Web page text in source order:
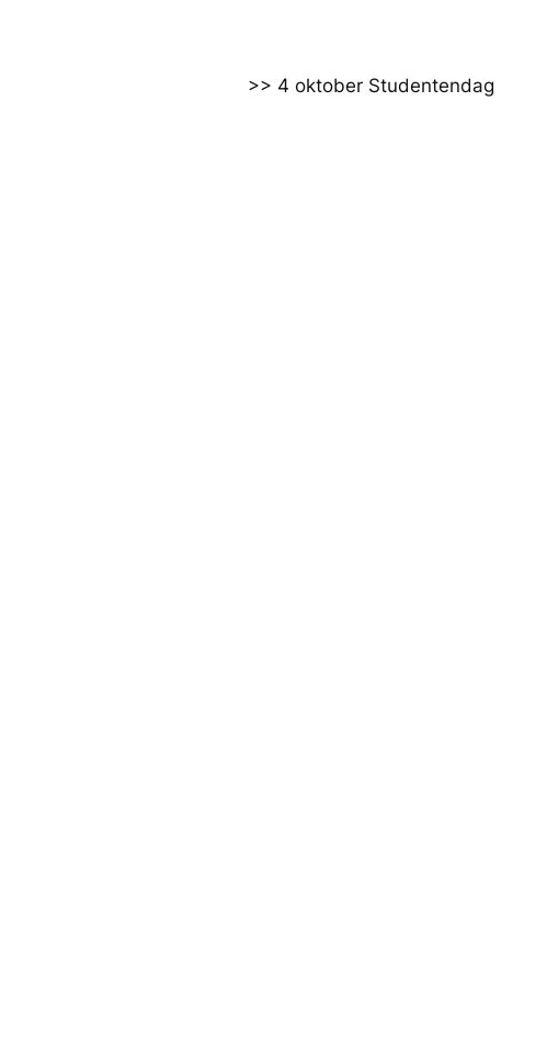
>> 4 oktober Studentendag